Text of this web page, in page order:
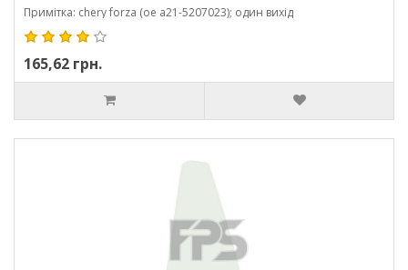
Примітка: chery forza (oe a21-5207023); один вихід
165,62 грн.